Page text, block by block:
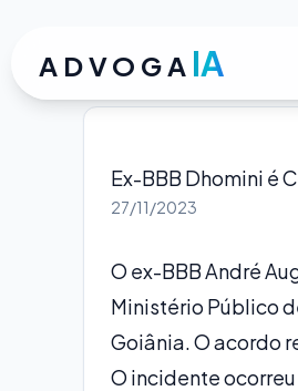
ADVOGA IA
Ex-BBB Dhomini é
27/11/2023
O ex-BBB André
Ministério Público
Goiânia. O acordo
O incidente